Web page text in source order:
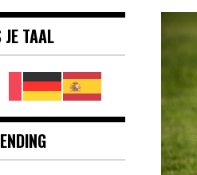
&
JE TAAL